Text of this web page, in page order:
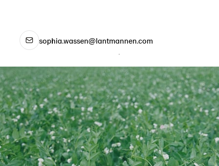
sophia.wassen@lantmannen.com